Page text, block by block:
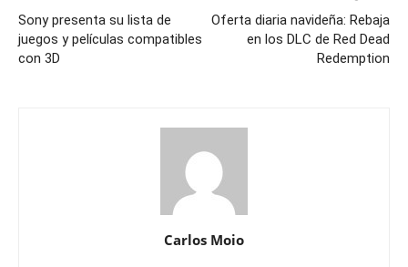
Sony presenta su lista de
juegos y películas compatibles
con 3D
Oferta diaria navideña: Rebaja
en los DLC de Red Dead
Redemption
Carlos Moio